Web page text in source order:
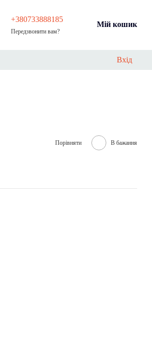
+380733888185
Передзвонити вам?
Мій кошик
Вхід
Порівняти В бажання